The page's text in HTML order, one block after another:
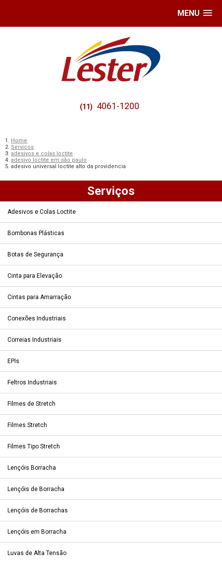
MENU
(11) 4061-1200
Home
Serviços
adesivos e colas loctite
adesivo loctite em são paulo
adesivo universal loctite alto da providencia
Serviços
Adesivos e Colas Loctite
Bombonas Plásticas
Botas de Segurança
Cinta para Elevação
Cintas para Amarração
Conexões Industriais
Correias Industriais
EPIs
Feltros Industriais
Filmes de Stretch
Filmes Stretch
Filmes Tipo Stretch
Lençóis Borracha
Lençóis de Borracha
Lençóis de Borrachas
Lençóis em Borracha
Luvas de Alta Tensão